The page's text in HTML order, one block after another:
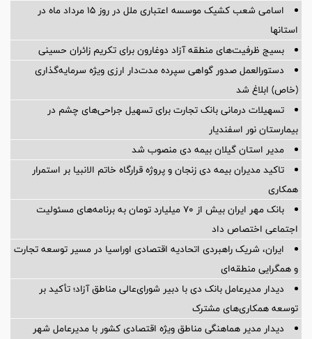
اسامی شعب کشیک موسسه اعتباری ملل در روز 15 مرداد ماه در
استانها
بسیج ظرفیت‌های منطقه آزاد دوغارون برای تکریم زائران حسینی
دستورالعمل صدور گواهی سپرده مدت‌دار ارزی ویژه سرمایه‌گذاری
(خاص) ابلاغ شد
تسهیلات درمانی بانک تجارت برای تسهیل جراحی‌های چشم در
بیمارستان نور اسفندیار
مدیر استان گیلان بیمه دی منصوب شد
تاکید مدیران بیمه دی زنجان و پروژه قرارگاه خاتم الانبیا بر استمرار
همکاری
بانک مهر ایران بیش از ۷۰ میلیارد تومان به برنامه‌های مسئولیت
اجتماعی اختصاص داد
ایران، شریک راهبردی اتحادیه اقتصادی اوراسیا در مسیر توسعه تجارت
و همگرایی منطقه‌ای
دیدار مدیرعامل بانک دی با دبیر شورای‌عالی مناطق آزاد؛ تأکید بر
توسعه همکاری‌های مشترک
دیدار مدیر هماهنگی مناطق ویژه اقتصادی کشور با مدیرعامل شهر